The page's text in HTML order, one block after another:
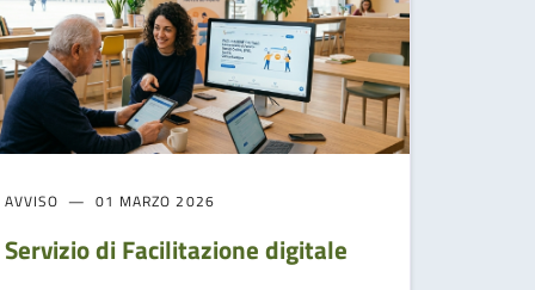
AVVISO 01 MARZO 2026
Servizio di Facilitazione digitale